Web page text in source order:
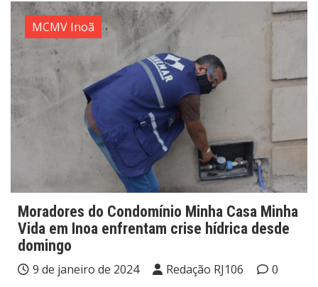
MCMV Inoã
Moradores do Condomínio Minha Casa Minha
Vida em Inoa enfrentam crise hídrica desde
domingo
9 de janeiro de 2024 Redação RJ106
0